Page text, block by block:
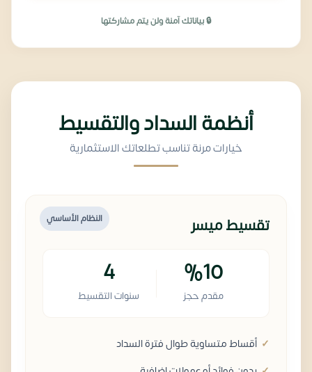
🔒 بياناتك آمنة ولن يتم مشاركتها
أنظمة السداد والتقسيط
خيارات مرنة تناسب تطلعاتك الاستثمارية
النظام الأساسي تقسيط ميسر
%10
مقدم حجز
4
سنوات التقسيط
أقساط متساوية طوال فترة السداد